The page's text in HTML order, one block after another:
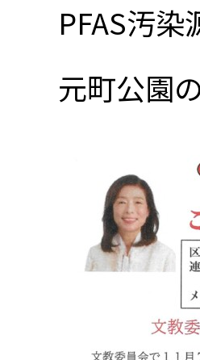
PFAS汚
元町公園